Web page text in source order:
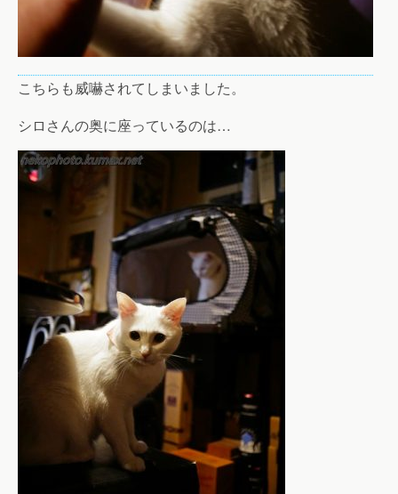
こちらも威嚇されてしまいました。
シロさんの奥に座っているのは…